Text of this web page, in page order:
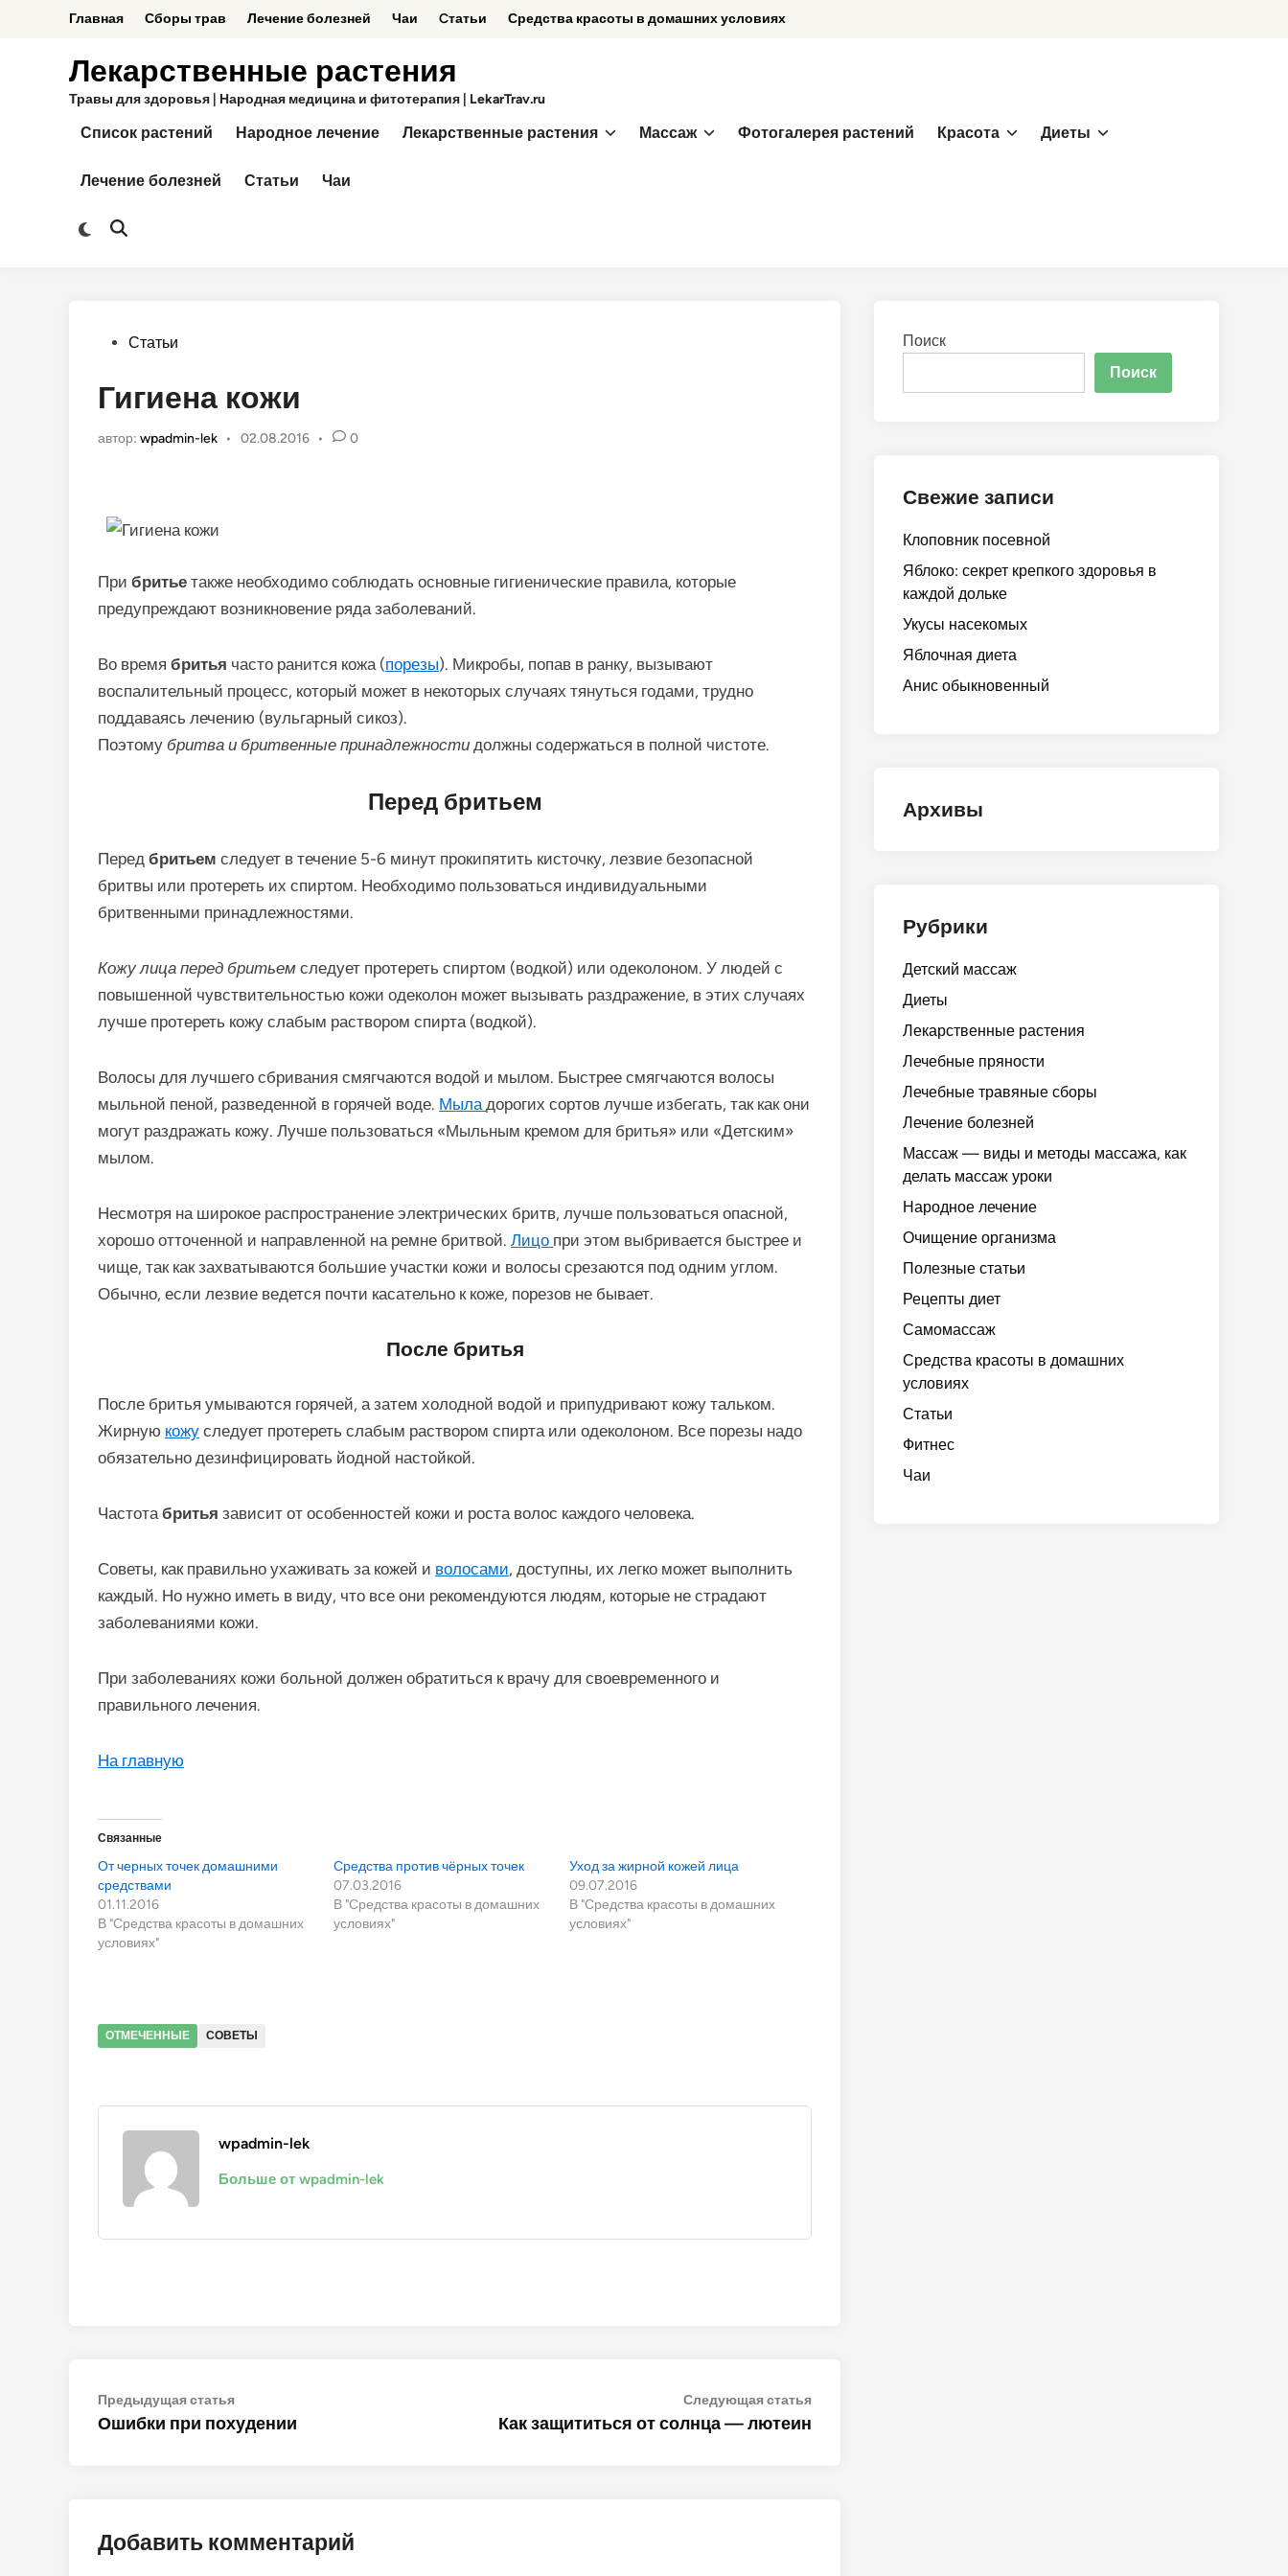
содержимому
Главная Сборы трав Лечение болезней Чаи Cтатьи Средства красоты в домашних условиях
Лекарственные растения
Травы для здоровья | Народная медицина и фитотерапия | LekarTrav.ru
Список растений Народное лечение Лекарственные растения Массаж Фотогалерея растений Красота Диеты
Лечение болезней Статьи Чаи
Переключить
Открыть
Опубликовано
Статьи
Гигиена кожи
автор: wpadmin-lek • 02.08.2016 • 0
При бритье также необходимо соблюдать основные гигиенические правила, которые
предупреждают возникновение ряда заболеваний.
Во время бритья часто ранится кожа (порезы). Микробы, попав в ранку, вызывают
воспалительный процесс, который может в некоторых случаях тянуться годами, трудно
поддаваясь лечению (вульгарный сикоз).
Поэтому бритва и бритвенные принадлежности должны содержаться в полной чистоте.
Перед бритьем
Перед бритьем следует в течение 5-6 минут прокипятить кисточку, лезвие безопасной
бритвы или протереть их спиртом. Необходимо пользоваться индивидуальными
бритвенными принадлежностями.
Кожу лица перед бритьем следует протереть спиртом (водкой) или одеколоном. У людей с
повышенной чувствительностью кожи одеколон может вызывать раздражение, в этих случаях
лучше протереть кожу слабым раствором спирта (водкой).
Волосы для лучшего сбривания смягчаются водой и мылом. Быстрее смягчаются волосы
мыльной пеной, разведенной в горячей воде. Мыла дорогих сортов лучше избегать, так как они
могут раздражать кожу. Лучше пользоваться «Мыльным кремом для бритья» или «Детским»
мылом.
Несмотря на широкое распространение электрических бритв, лучше пользоваться опасной,
хорошо отточенной и направленной на ремне бритвой. Лицо при этом выбривается быстрее и
чище, так как захватываются большие участки кожи и волосы срезаются под одним углом.
Обычно, если лезвие ведется почти касательно к коже, порезов не бывает.
После бритья
После бритья умываются горячей, а затем холодной водой и припудривают кожу тальком.
Жирную кожу следует протереть слабым раствором спирта или одеколоном. Все порезы надо
обязательно дезинфицировать йодной настойкой.
Частота бритья зависит от особенностей кожи и роста волос каждого человека.
Советы, как правильно ухаживать за кожей и волосами, доступны, их легко может выполнить
каждый. Но нужно иметь в виду, что все они рекомендуются людям, которые не страдают
заболеваниями кожи.
При заболеваниях кожи больной должен обратиться к врачу для своевременного и
правильного лечения.
На главную
Связанные
От черных точек домашними
средствами
01.11.2016
В "Средства красоты в домашних
условиях"
Средства против чёрных точек
07.03.2016
В "Средства красоты в домашних
условиях"
Уход за жирной кожей лица
09.07.2016
В "Средства красоты в домашних
условиях"
ОТМЕЧЕННЫЕ СОВЕТЫ
wpadmin-lek
Больше от wpadmin-lek
Навигация
по
Предыдущая статьяПредыдущая
статья:
Ошибки при похудении
Следующая статьяСледующая
Как защититься от солнца — лютеин
Добавить комментарий
Поиск
Поиск
Свежие записи
Клоповник посевной
Яблоко: секрет крепкого здоровья в
каждой дольке
Укусы насекомых
Яблочная диета
Анис обыкновенный
Архивы
Рубрики
Детский массаж
Диеты
Лекарственные растения
Лечебные пряности
Лечебные травяные сборы
Лечение болезней
Массаж — виды и методы массажа, как
делать массаж уроки
Народное лечение
Очищение организма
Полезные статьи
Рецепты диет
Самомассаж
Средства красоты в домашних
условиях
Статьи
Фитнес
Чаи